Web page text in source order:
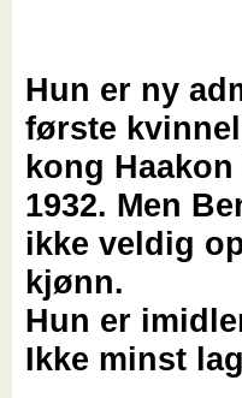
Hun er ny
første
kong
1932. Men
ikke veldig
kjønn.
Hun er
Ikke minst